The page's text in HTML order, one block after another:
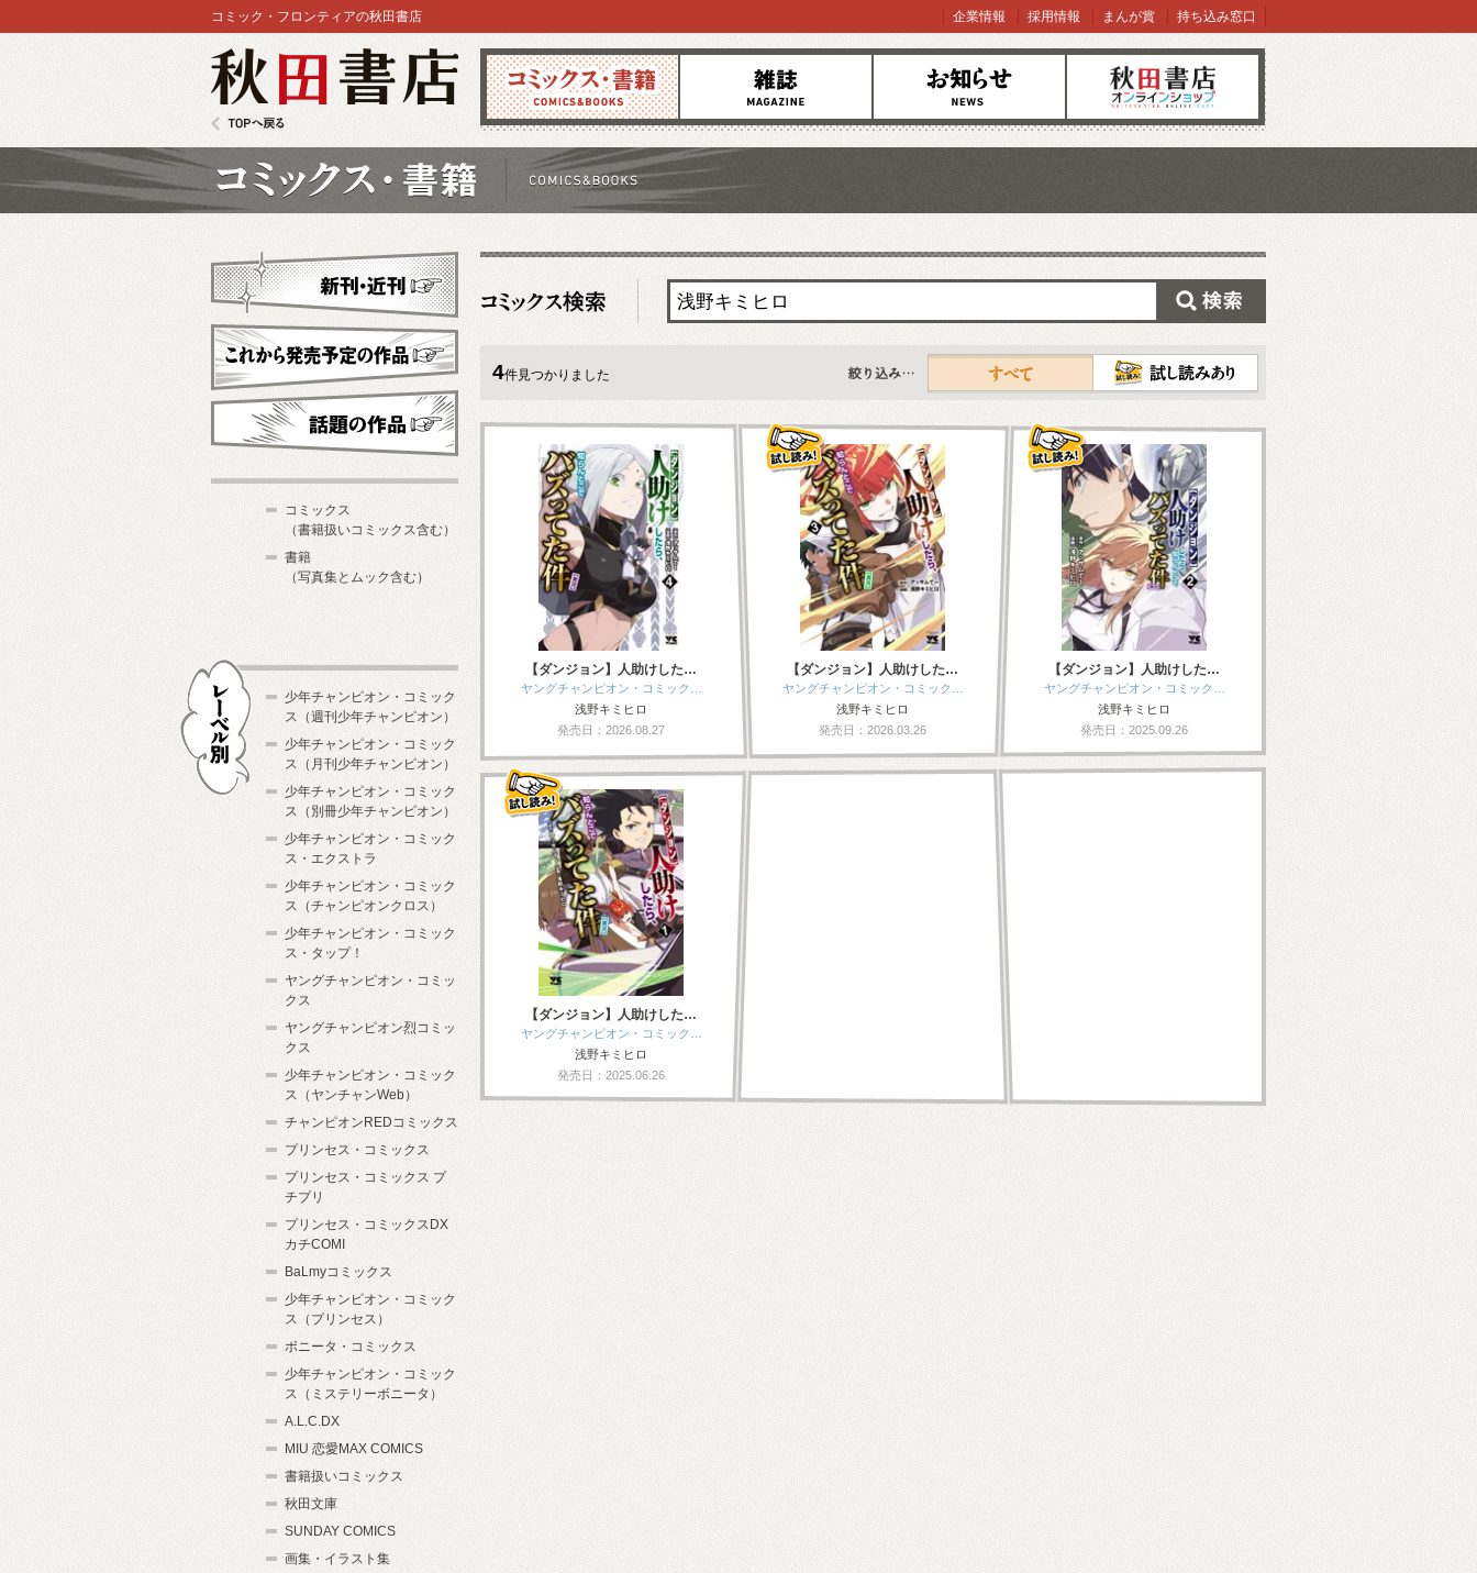
コミックス 雑誌 お知らせ オンラインショップ
コミック・フロンティアの秋田書店 企業情報 採用情報 まんが賞 持ち込み窓口
4件見つかりました
すべて
【ダンジョン】人助けした…
ヤングチャンピオン・コミック…
浅野キミヒロ
発売日：2026.08.27
【ダンジョン】人助けした…
ヤングチャンピオン・コミック…
浅野キミヒロ
発売日：2026.03.26
【ダンジョン】人助けした…
ヤングチャンピオン・コミック…
浅野キミヒロ
発売日：2025.09.26
【ダンジョン】人助けした…
ヤングチャンピオン・コミック…
浅野キミヒロ
発売日：2025.06.26
新刊・近刊
これから発売予定
コミックス
（書籍扱いコミックス含む）
書籍
（写真集とムック含む）
少年チャンピオン・コミック
ス（週刊少年チャンピオン）
少年チャンピオン・コミック
ス（月刊少年チャンピオン）
少年チャンピオン・コミック
ス（別冊少年チャンピオン）
少年チャンピオン・コミック
ス・エクストラ
少年チャンピオン・コミック
ス（チャンピオンクロス）
少年チャンピオン・コミック
ス・タップ！
ヤングチャンピオン・コミッ
クス
ヤングチャンピオン烈コミッ
クス
少年チャンピオン・コミック
ス（ヤンチャンWeb）
チャンピオンREDコミックス
プリンセス・コミックス
プリンセス・コミックス プ
チプリ
プリンセス・コミックスDX
カチCOMI
BaLmyコミックス
少年チャンピオン・コミック
ス（プリンセス）
ボニータ・コミックス
少年チャンピオン・コミック
ス（ミステリーボニータ）
A.L.C.DX
MIU 恋愛MAX COMICS
書籍扱いコミックス
秋田文庫
SUNDAY COMICS
画集・イラスト集